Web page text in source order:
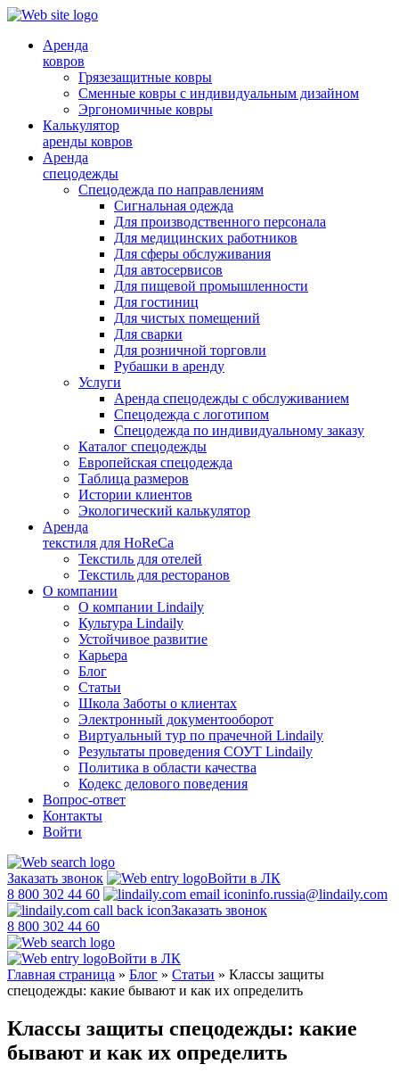
Аренда
ковров
Грязезащитные ковры
Сменные ковры с индивидуальным дизайном
Эргономичные ковры
Калькулятор
аренды ковров
Аренда
спецодежды
Спецодежда по направлениям
Сигнальная одежда
Для производственного персонала
Для медицинских работников
Для сферы обслуживания
Для автосервисов
Для пищевой промышленности
Для гостиниц
Для чистых помещений
Для сварки
Для розничной торговли
Рубашки в аренду
Услуги
Аренда спецодежды с обслуживанием
Спецодежда с логотипом
Спецодежда по индивидуальному заказу
Каталог спецодежды
Европейская спецодежда
Таблица размеров
Истории клиентов
Экологический калькулятор
Аренда
текстиля для HoReCa
Текстиль для отелей
Текстиль для ресторанов
О компании
О компании Lindaily
Культура Lindaily
Устойчивое развитие
Карьера
Блог
Статьи
Школа Заботы о клиентах
Электронный документооборот
Виртуальный тур по прачечной Lindaily
Результаты проведения СОУТ Lindaily
Политика в области качества
Кодекс делового поведения
Вопрос-ответ
Контакты
Войти
Заказать звонок
Войти в ЛК
8 800 302 44 60
info.russia@lindaily.com
Заказать звонок
8 800 302 44 60
Войти в ЛК
Главная страница » Блог » Статьи » Классы защиты
спецодежды: какие бывают и как их определить
Классы защиты спецодежды: какие
бывают и как их определить